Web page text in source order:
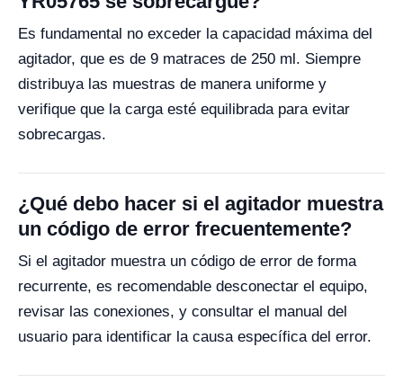
Es fundamental no exceder la capacidad máxima del
agitador, que es de 9 matraces de 250 ml. Siempre
distribuya las muestras de manera uniforme y
verifique que la carga esté equilibrada para evitar
sobrecargas.
¿Qué debo hacer si el agitador muestra
un código de error frecuentemente?
Si el agitador muestra un código de error de forma
recurrente, es recomendable desconectar el equipo,
revisar las conexiones, y consultar el manual del
usuario para identificar la causa específica del error.